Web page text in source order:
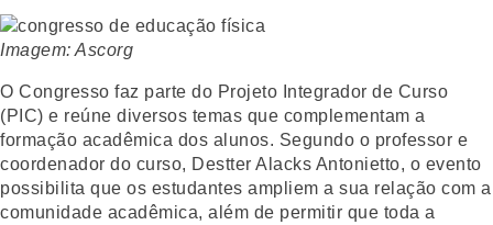
Imagem: Ascorg
O Congresso faz parte do Projeto Integrador de Curso
(PIC) e reúne diversos temas que complementam a
formação acadêmica dos alunos. Segundo o professor e
coordenador do curso, Destter Alacks Antonietto, o evento
possibilita que os estudantes ampliem a sua relação com a
comunidade acadêmica, além de permitir que toda a